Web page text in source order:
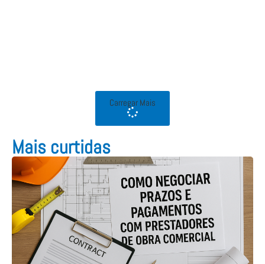
Carregar Mais
Mais curtidas​